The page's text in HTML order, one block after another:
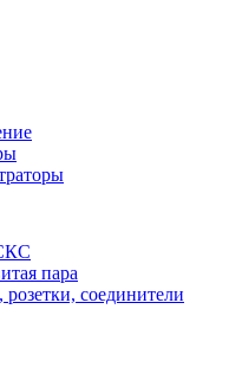
пара
розетки, соединители